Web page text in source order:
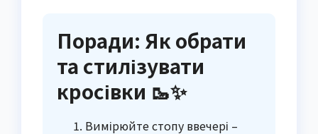
Поради: Як обрати
та стилізувати
кросівки 🥾✨
Вимірюйте стопу ввечері –